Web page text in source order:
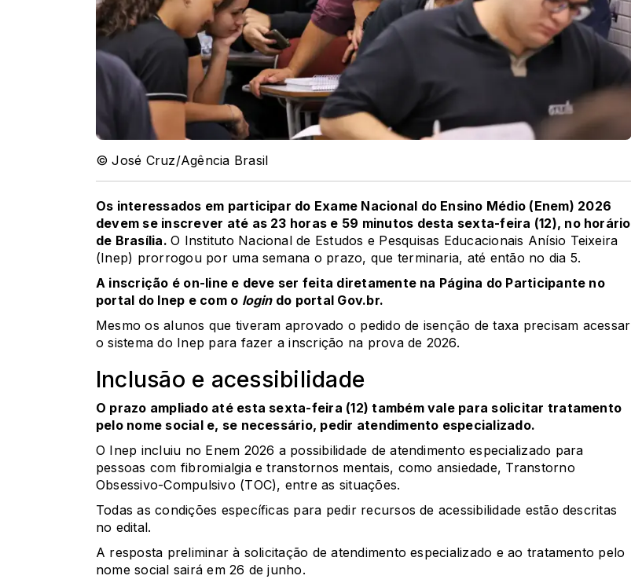
© José Cruz/Agência Brasil
Os interessados em participar do Exame Nacional do Ensino Médio (Enem) 2026
devem se inscrever até as 23 horas e 59 minutos desta sexta-feira (12), no horário
de Brasília.O Instituto Nacional de Estudos e Pesquisas Educacionais Anísio Teixeira
(Inep) prorrogou por uma semana o prazo, que terminaria, até então no dia 5.
A inscrição é on-line e deve ser feita diretamente na Página do Participante no
portal do Inep e com o logindo portal Gov.br.
Mesmo os alunos que tiveram aprovado o pedido de isenção de taxa precisam acessar
o sistema do Inep para fazer a inscrição na prova de 2026.
Inclusão e acessibilidade
O prazo ampliado até esta sexta-feira (12) também vale para solicitar tratamento
pelo nome social e, se necessário, pedir atendimento especializado.
O Inep incluiu no Enem 2026 a possibilidade de atendimento especializado para
pessoas com fibromialgia e transtornos mentais, como ansiedade, Transtorno
Obsessivo-Compulsivo (TOC), entre as situações.
Todas as condições específicas para pedir recursos de acessibilidade estão descritas
no edital.
A resposta preliminar à solicitação de atendimento especializado e ao tratamento pelo
nome social sairá em 26 de junho.